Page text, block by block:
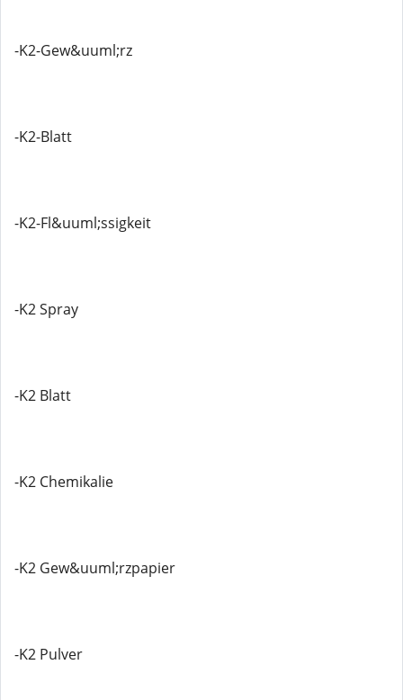
-K2-Gew&uuml;rz
-K2-Blatt
-K2-Fl&uuml;ssigkeit
-K2 Spray
-K2 Blatt
-K2 Chemikalie
-K2 Gew&uuml;rzpapier
-K2 Pulver